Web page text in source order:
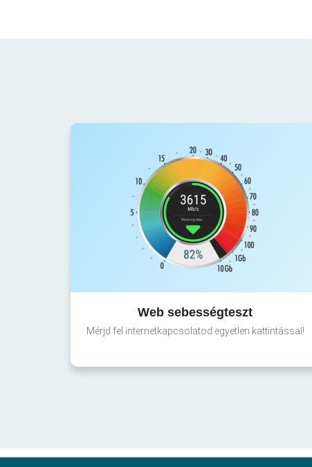
Web sebességteszt
Mérjd fel internetkapcsolatod egyetlen kattintással!